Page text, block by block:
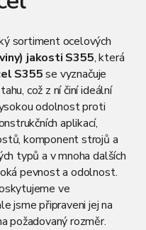
sortiment ocelových
jakosti S355, která
S355se vyznačuje
což z ní činí ideální
odolnost proti
aplikací,
komponent strojů a
typů a v mnoha dalších
pevnost a odolnost.
ve
jsme připraveni jej na
požadovaný rozměr.